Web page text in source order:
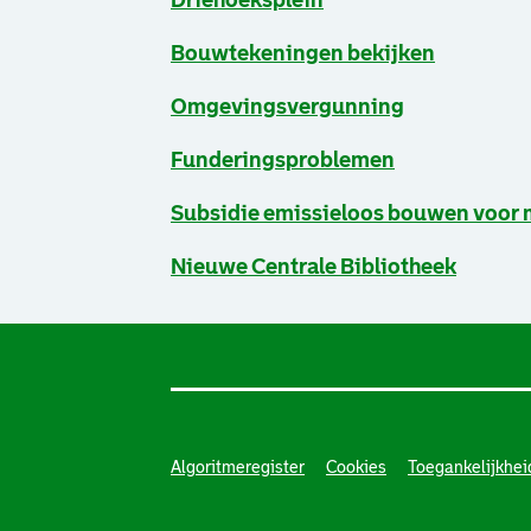
Bouwtekeningen bekijken
Omgevingsvergunning
Funderingsproblemen
Subsidie emissieloos bouwen voor
Nieuwe Centrale Bibliotheek
Algoritmeregister Cookies